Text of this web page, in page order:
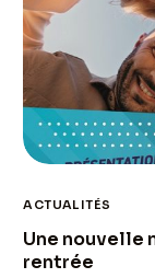
ACTUALITÉS
Une nouvelle
rentrée